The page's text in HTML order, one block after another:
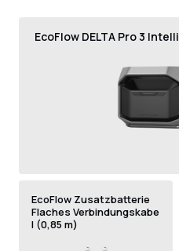
EcoFlow DELTA Pro 3
EcoFlow Zusatzbatterie
Flaches Verbindungskabe
l (0,85 m)